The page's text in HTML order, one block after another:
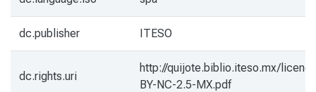
dc.publisher ITESO
dc.rights.uri
http://quijote.biblio.iteso.mx/
BY-NC-2.5-MX.pdf